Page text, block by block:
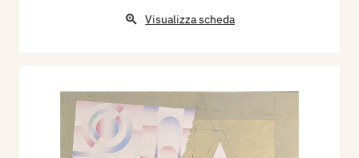
Visualizza scheda